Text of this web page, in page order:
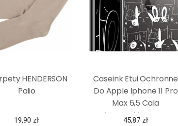
HENDERSON
Palio
19,90 zł
Caseink Etui Ochronne
Do Apple Iphone 11 Pro
Max 6,5 Cala
Ultracienkie Motyw:
45,87 zł